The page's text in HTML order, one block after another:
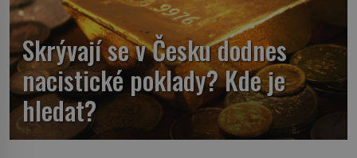
Skrývají se v Česku dodnes
nacistické poklady? Kde je
hledat?